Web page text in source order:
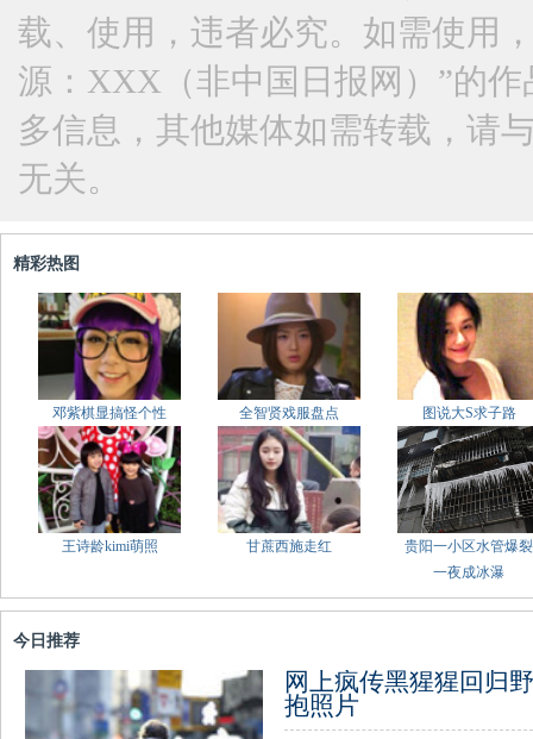
载、使用，违者必究。如需使用
源：XXX（非中国日报网）”的
多信息，其他媒体如需转载，请
无关。
精彩热图
邓紫棋显搞怪个性 全智贤戏服盘点 图说大S求子路
王诗龄kimi萌照 甘蔗西施走红
贵阳一小区水管爆裂
一夜成冰瀑
今日推荐
网上疯传黑猩猩回归
抱照片